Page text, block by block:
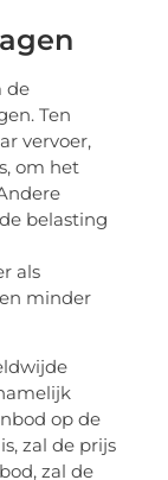
de
Ten
vervoer,
om het
belasting
als
minder
op de
zal de prijs
zal de